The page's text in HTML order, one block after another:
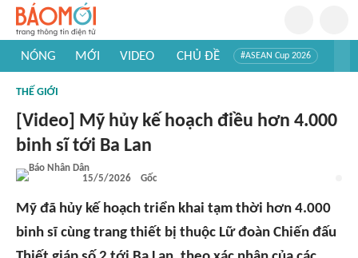
NÓNG MỚI VIDEO CHỦ ĐỀ #ASEAN Cup 2026
#Khám phá thế giới
THẾ GIỚI
[Video] Mỹ hủy kế hoạch điều hơn 4.000
binh sĩ tới Ba Lan
15/5/2026 Gốc
Mỹ đã hủy kế hoạch triển khai tạm thời hơn 4.000
binh sĩ cùng trang thiết bị thuộc Lữ đoàn Chiến đấu